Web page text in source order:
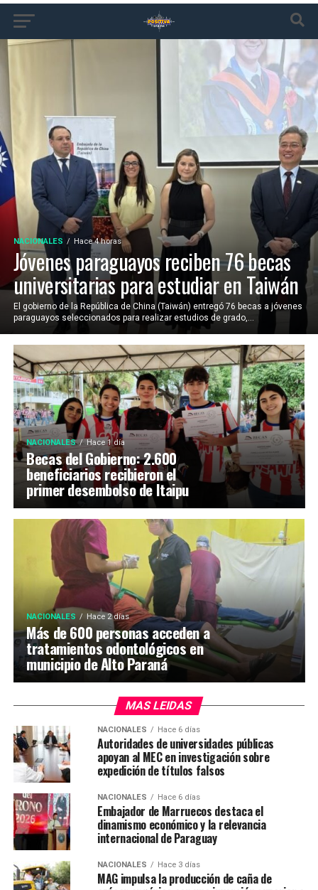
NACIONALES Hace 4 horas
Jóvenes paraguayos reciben 76 becas
universitarias para estudiar en Taiwán
El gobierno de la República de China (Taiwán) entregó 76 becas a jóvenes
paraguayos seleccionados para realizar estudios de grado,...
NACIONALES Hace 1 día
Becas del Gobierno: 2.600
beneficiarios recibieron el
primer desembolso de Itaipu
NACIONALES Hace 2 días
Más de 600 personas acceden a
tratamientos odontológicos en
municipio de Alto Paraná
MAS LEIDAS
NACIONALES Hace 6 días
Autoridades de universidades públicas
apoyan al MEC en investigación sobre
expedición de títulos falsos
NACIONALES Hace 6 días
Embajador de Marruecos destaca el
dinamismo económico y la relevancia
internacional de Paraguay
NACIONALES Hace 3 días
MAG impulsa la producción de caña de